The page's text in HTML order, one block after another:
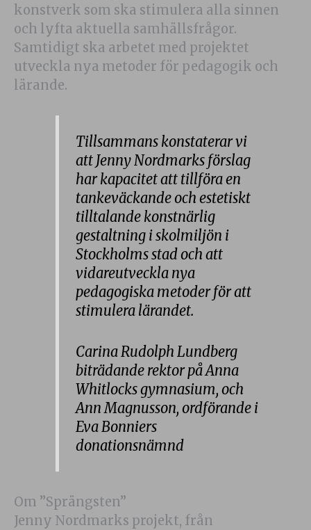
konstverk som ska stimulera alla sinnen
och lyfta aktuella samhällsfrågor.
Samtidigt ska arbetet med projektet
utveckla nya metoder för pedagogik och
lärande.
Tillsammans konstaterar vi
att Jenny Nordmarks förslag
har kapacitet att tillföra en
tankeväckande och estetiskt
tilltalande konstnärlig
gestaltning i skolmiljön i
Stockholms stad och att
vidareutveckla nya
pedagogiska metoder för att
stimulera lärandet.
Carina Rudolph Lundberg
biträdande rektor på Anna
Whitlocks gymnasium, och
Ann Magnusson, ordförande i
Eva Bonniers
donationsnämnd
Om ”Sprängsten”
Jenny Nordmarks projekt, från